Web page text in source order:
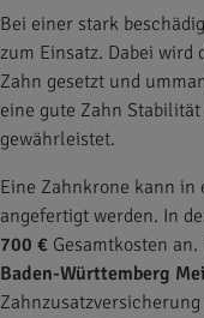
Bei einer stark
zum Einsatz. Dabei
Zahn gesetzt und
eine gute Zahn
gewährleistet.
Eine Zahnkrone kann in
angefertigt werden. In
700 € Gesamtkosten
Baden-Württemberg